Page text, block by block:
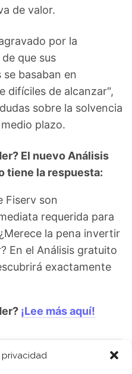
privacidad
de valor.
por la
que sus
basaban en
difíciles de alcanzar",
sobre la solvencia
plazo.
El nuevo Análisis
tiene la respuesta:
Fiserv son
requerida para
la pena invertir
En el Análisis gratuito
exactamente
¡Lee más aquí!